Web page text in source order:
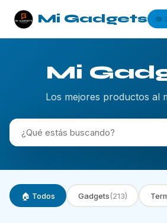
Mi Gadgets 👁️
Mi
Los mejores productos al
🏠 Todos Gadgets(213)